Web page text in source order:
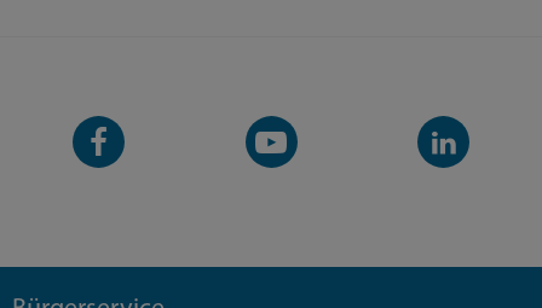
Facebook-
Seite
YouTube-
Kanal
LinkedIn-
Kanal